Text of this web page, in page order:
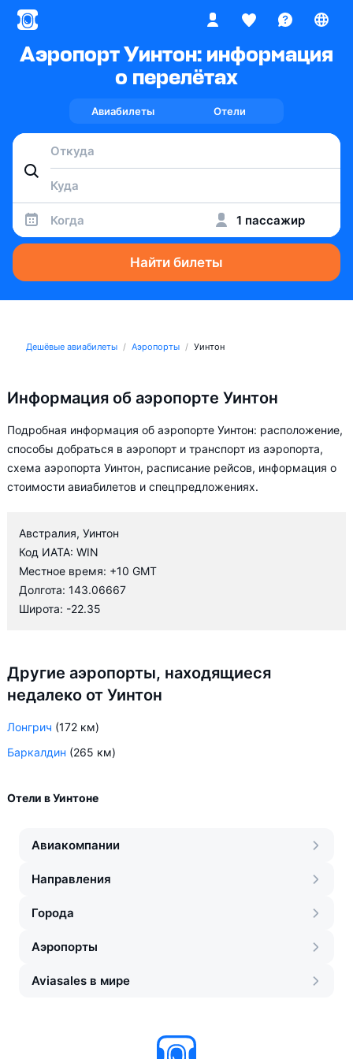
Аэропорт Уинтон: информация
о перелётах
Авиабилеты Отели
Когда 1 пассажир
Найти билеты
Дешёвые авиабилеты Аэропорты Уинтон
Информация об аэропорте Уинтон
Подробная информация об аэропорте Уинтон: расположение,
способы добраться в аэропорт и транспорт из аэропорта,
схема аэропорта Уинтон, расписание рейсов, информация о
стоимости авиабилетов и спецпредложениях.
Австралия, Уинтон
Код ИАТА: WIN
Местное время: +10 GMT
Долгота: 143.06667
Широта: -22.35
Другие аэропорты, находящиеся
недалеко от Уинтон
Лонгрич (172 км)
Баркалдин (265 км)
Отели в Уинтоне
Авиакомпании
Направления
Города
Аэропорты
Aviasales в мире